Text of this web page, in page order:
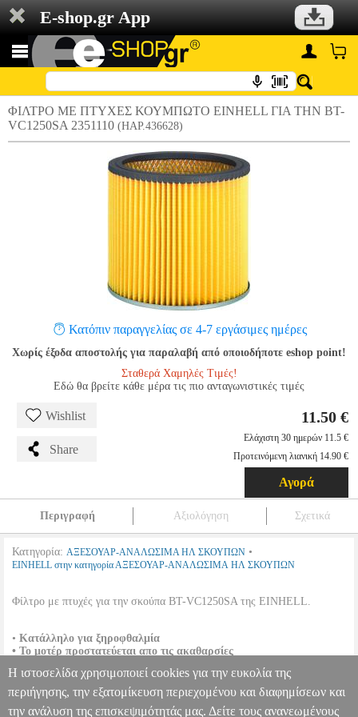
E-shop.gr App
ΦΙΛΤΡΟ ΜΕ ΠΤΥΧΕΣ ΚΟΥΜΠΩΤΟ EINHELL ΓΙΑ ΤΗΝ BT-
VC1250SA 2351110 (HAP.436628)
Κατόπιν παραγγελίας σε 4-7 εργάσιμες ημέρες
Χωρίς έξοδα αποστολής για παραλαβή από οποιοδήποτε eshop point!
Σταθερά Χαμηλές Τιμές!
Εδώ θα βρείτε κάθε μέρα τις πιο ανταγωνιστικές τιμές
Wishlist
Share
11.50 €
Ελάχιστη 30 ημερών 11.5 €
Προτεινόμενη λιανική 14.90 €
Αγορά
Περιγραφή Αξιολόγηση Σχετικά
Κατηγορία: ΑΞΕΣΟΥΑΡ-ΑΝΑΛΩΣΙΜΑ ΗΛ ΣΚΟΥΠΩΝ •
EINHELL στην κατηγορία ΑΞΕΣΟΥΑΡ-ΑΝΑΛΩΣΙΜΑ ΗΛ ΣΚΟΥΠΩΝ
Φίλτρο με πτυχές για την σκούπα BT-VC1250SA της EINHELL.
• Κατάλληλο για ξηροφθαλμία
• Το μοτέρ προστατεύεται απο τις ακαθαρσίες
• Ο αέρας εξαγωγής καθαρίζεται κατα την λειτουργία.
•Κατάλληλο για τις σκούπες Einhell BT-VC 1250 S, RT-VC 1600 E
Η ιστοσελίδα χρησιμοποιεί cookies για την ευκολία της
περιήγησης, την εξατομίκευση περιεχομένου και διαφημίσεων και
την ανάλυση της επισκεψιμότητάς μας. Δείτε τους ανανεωμένους